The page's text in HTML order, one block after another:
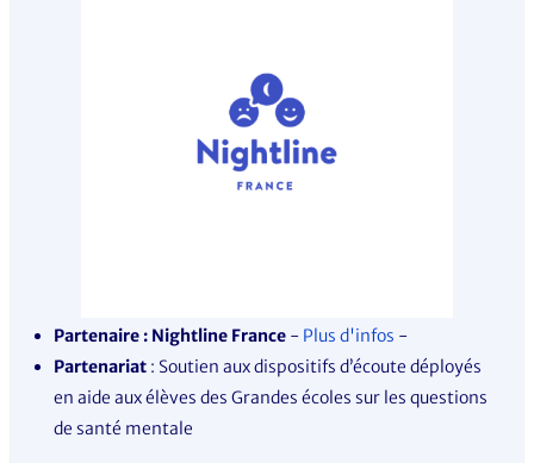
Partenaire : Nightline France - Plus d'infos -
Partenariat : Soutien aux dispositifs d’écoute déployés
en aide aux élèves des Grandes écoles sur les questions
de santé mentale